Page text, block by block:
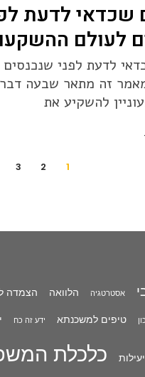
שכדאי לדעת
לעולם
לדעת לפני
זה מתאר שבעה
להשקיע את
1
2
3
אסטרטגיה הלוואה הצמדה
טיפים למשכנתא ידע זה כח
יעילות כלכלת